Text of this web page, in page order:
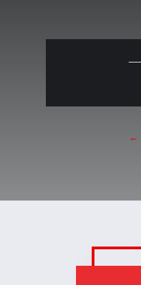
←